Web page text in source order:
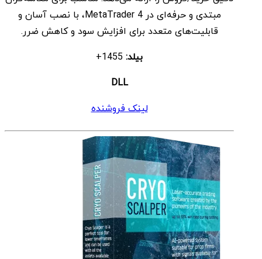
مبتدی و حرفه‌ای در MetaTrader 4، با نصب آسان و
قابلیت‌های متعدد برای افزایش سود و کاهش ضرر.
بیلد:
DLL
لینک فروشنده